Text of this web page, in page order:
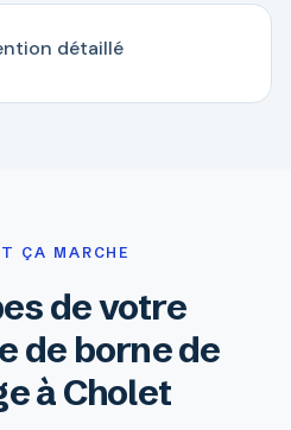
détaillé
ÇA MARCHE
de votre
de borne de
à Cholet